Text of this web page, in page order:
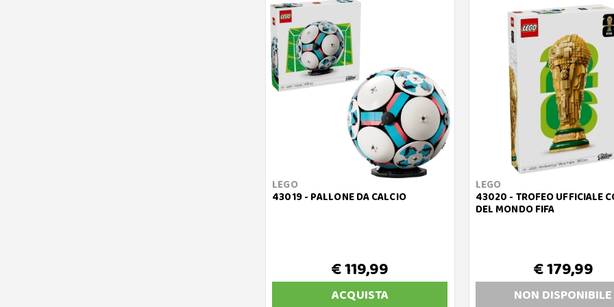
LEGO
43019 - PALLONE DA CALCIO
€ 119,99
ACQUISTA
LEGO
43020 - TROFEO UFFICIALE
DEL MONDO FIFA
€ 179,99
NON DISPONIBILE